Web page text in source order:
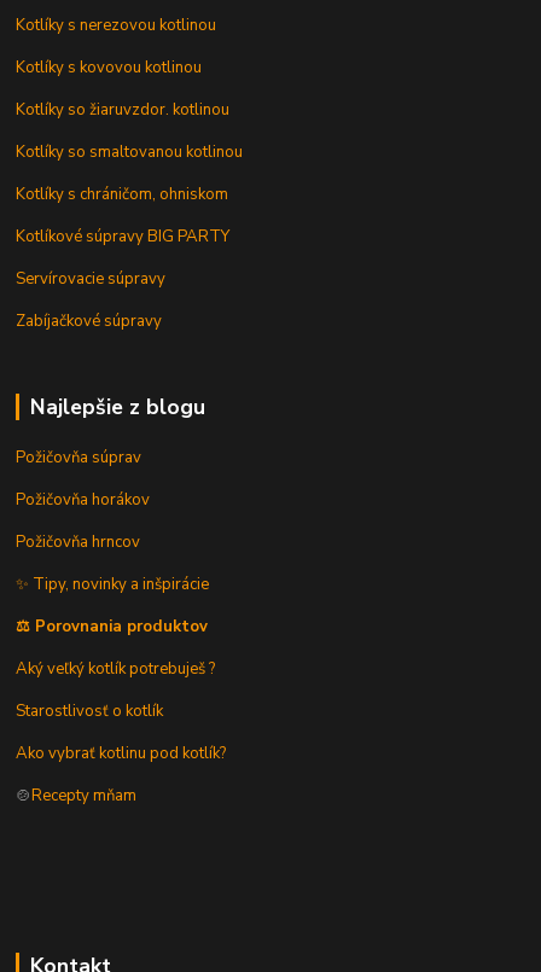
Kotlíky s nerezovou kotlinou
Kotlíky s kovovou kotlinou
Kotlíky so žiaruvzdor. kotlinou
Kotlíky so smaltovanou kotlinou
Kotlíky s chráničom, ohniskom
Kotlíkové súpravy BIG PARTY
Servírovacie súpravy
Zabíjačkové súpravy
Najlepšie z blogu
Požičovňa súprav
Požičovňa horákov
Požičovňa hrncov
✨ Tipy, novinky a inšpirácie
⚖️ Porovnania produktov
Aký veľký kotlík potrebuješ ?
Starostlivosť o kotlík
Ako vybrať kotlinu pod kotlík?
🍲Recepty mňam